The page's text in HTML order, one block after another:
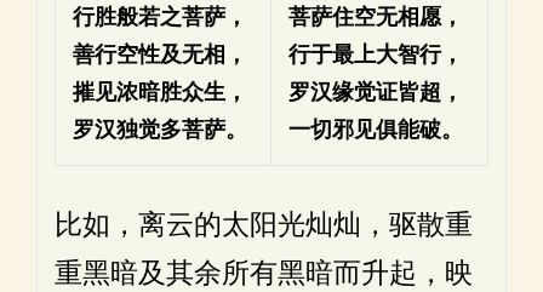
行胜般若之菩萨，
善行空性及无相，
摧见浓暗胜众生，
罗汉独觉多菩萨。
菩萨住空无相愿，
行于最上大智行，
罗汉缘觉证皆超，
一切邪见俱能破。
比如，离云的太阳光灿灿，驱散重
重黑暗及其余所有黑暗而升起，映